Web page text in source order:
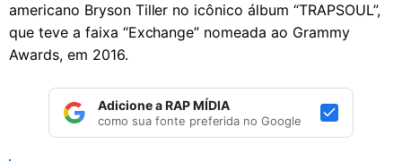
americano Bryson Tiller no icônico álbum “TRAPSOUL”,
que teve a faixa “Exchange” nomeada ao Grammy
Awards, em 2016.
Adicione a RAP MÍDIA
como sua fonte preferida no Google